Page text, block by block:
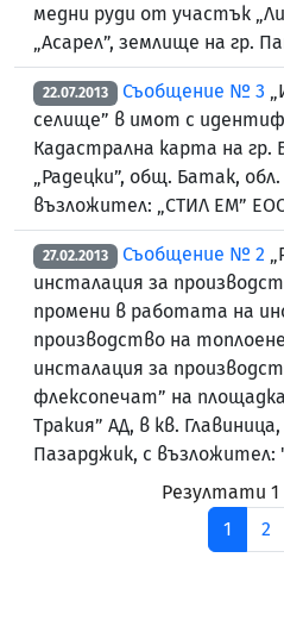
медни руди от участък
„Асарел”, землище на гр.
22.07.2013 Съобщение № 3
селище” в имот с
Кадастрална карта на
„Радецки”, общ. Батак,
възложител: „СТИЛ ЕМ”
27.02.2013 Съобщение № 2
инсталация за
промени в работата на
производство на
инсталация за
флексопечат” на
Тракия” АД, в кв.
Пазарджик, с възложител:
Резултати 1
1
2